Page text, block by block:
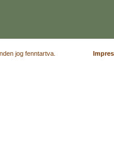
jog fenntartva.